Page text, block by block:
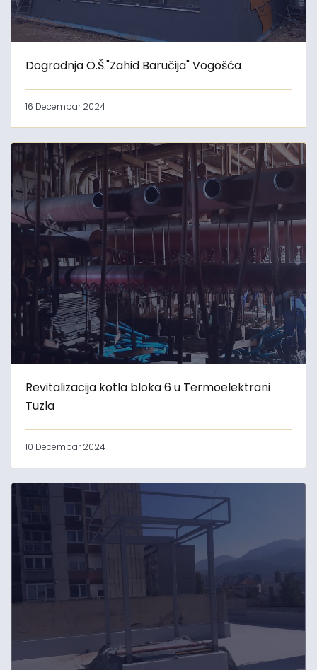
Dogradnja O.Š."Zahid Baručija" Vogošća
16 Decembar 2024
Revitalizacija kotla bloka 6 u Termoelektrani
Tuzla
10 Decembar 2024